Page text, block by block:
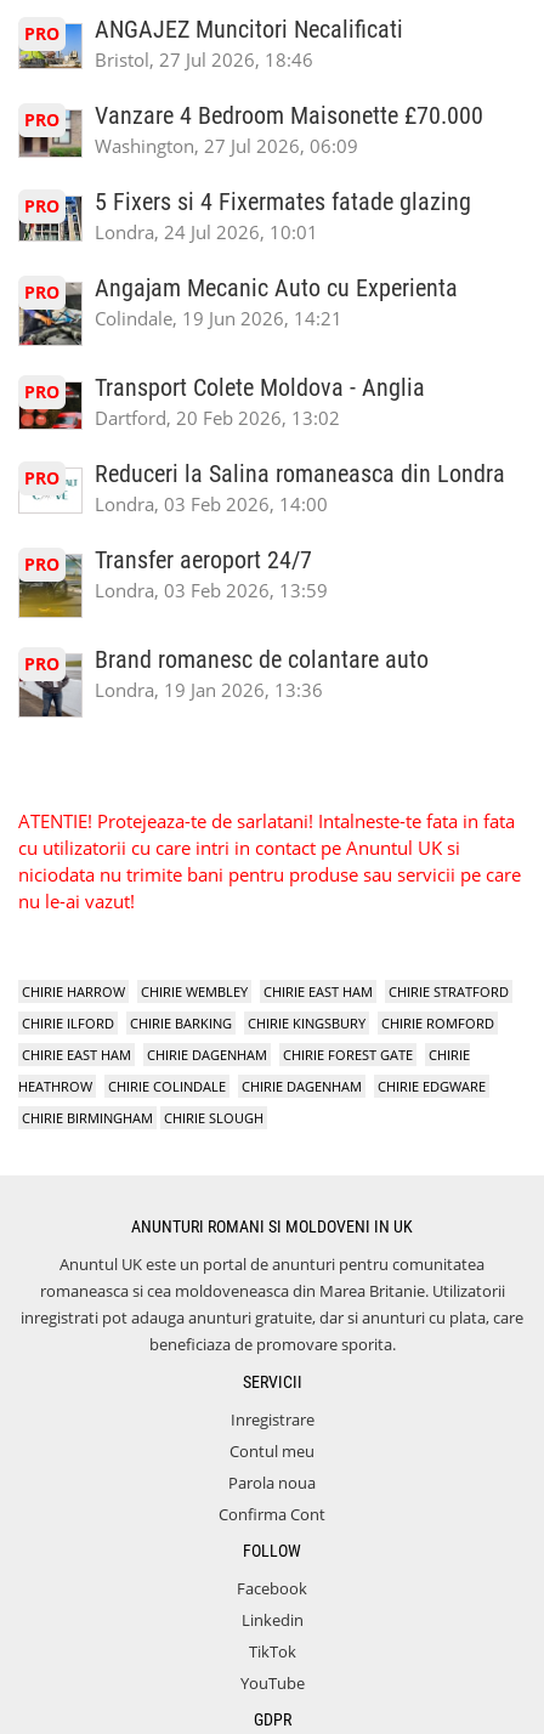
PRO ANGAJEZ Muncitori Necalificati
Bristol, 27 Jul 2026, 18:46
PRO Vanzare 4 Bedroom Maisonette £70.000
Washington, 27 Jul 2026, 06:09
PRO 5 Fixers si 4 Fixermates fatade glazing
Londra, 24 Jul 2026, 10:01
PRO Angajam Mecanic Auto cu Experienta
Colindale, 19 Jun 2026, 14:21
PRO Transport Colete Moldova - Anglia
Dartford, 20 Feb 2026, 13:02
PRO Reduceri la Salina romaneasca din Londra
Londra, 03 Feb 2026, 14:00
PRO Transfer aeroport 24/7
Londra, 03 Feb 2026, 13:59
PRO Brand romanesc de colantare auto
Londra, 19 Jan 2026, 13:36
ATENTIE! Protejeaza-te de sarlatani! Intalneste-te fata in fata
cu utilizatorii cu care intri in contact pe Anuntul UK si
niciodata nu trimite bani pentru produse sau servicii pe care
nu le-ai vazut!
CHIRIE HARROW CHIRIE WEMBLEY CHIRIE EAST HAM
CHIRIE STRATFORD
CHIRIE ILFORD
CHIRIE BARKING CHIRIE KINGSBURY
CHIRIE ROMFORD
CHIRIE EAST HAM
CHIRIE DAGENHAM CHIRIE FOREST GATE
CHIRIE
HEATHROW
CHIRIE COLINDALE CHIRIE DAGENHAM
CHIRIE EDGWARE
CHIRIE BIRMINGHAM
CHIRIE SLOUGH
ANUNTURI ROMANI SI MOLDOVENI IN UK
Anuntul UK este un portal de anunturi pentru comunitatea
romaneasca si cea moldoveneasca din Marea Britanie. Utilizatorii
inregistrati pot adauga anunturi gratuite, dar si anunturi cu plata, care
beneficiaza de promovare sporita.
SERVICII
Inregistrare
Contul meu
Parola noua
Confirma Cont
FOLLOW
Facebook
Linkedin
TikTok
YouTube
GDPR